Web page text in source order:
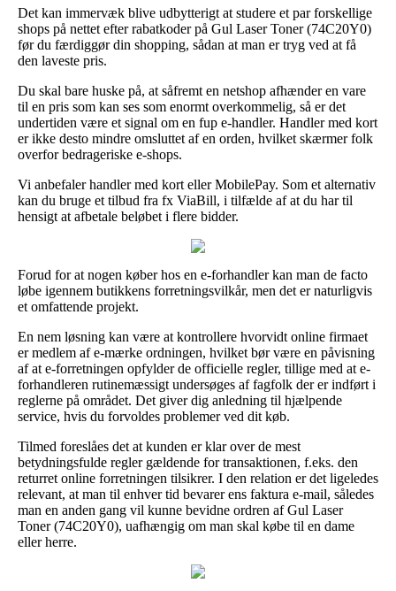
Det kan immervæk blive udbytterigt at studere et par forskellige
shops på nettet efter rabatkoder på Gul Laser Toner (74C20Y0)
før du færdiggør din shopping, sådan at man er tryg ved at få
den laveste pris.
Du skal bare huske på, at såfremt en netshop afhænder en vare
til en pris som kan ses som enormt overkommelig, så er det
undertiden være et signal om en fup e-handler. Handler med kort
er ikke desto mindre omsluttet af en orden, hvilket skærmer folk
overfor bedrageriske e-shops.
Vi anbefaler handler med kort eller MobilePay. Som et alternativ
kan du bruge et tilbud fra fx ViaBill, i tilfælde af at du har til
hensigt at afbetale beløbet i flere bidder.
Forud for at nogen køber hos en e-forhandler kan man de facto
løbe igennem butikkens forretningsvilkår, men det er naturligvis
et omfattende projekt.
En nem løsning kan være at kontrollere hvorvidt online firmaet
er medlem af e-mærke ordningen, hvilket bør være en påvisning
af at e-forretningen opfylder de officielle regler, tillige med at e-
forhandleren rutinemæssigt undersøges af fagfolk der er indført i
reglerne på området. Det giver dig anledning til hjælpende
service, hvis du forvoldes problemer ved dit køb.
Tilmed foreslåes det at kunden er klar over de mest
betydningsfulde regler gældende for transaktionen, f.eks. den
returret online forretningen tilsikrer. I den relation er det ligeledes
relevant, at man til enhver tid bevarer ens faktura e-mail, således
man en anden gang vil kunne bevidne ordren af Gul Laser
Toner (74C20Y0), uafhængig om man skal købe til en dame
eller herre.